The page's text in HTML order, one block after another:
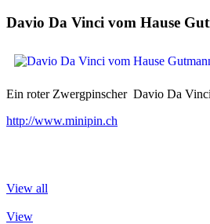
Davio Da Vinci vom Hause
Ein roter Zwergpinscher Davio Da
http://www.minipin.ch
View all
View